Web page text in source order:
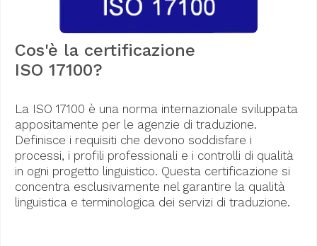
Cos'è la certificazione
ISO 17100?
La ISO 17100 è una norma internazionale sviluppata
appositamente per le agenzie di traduzione.
Definisce i requisiti che devono soddisfare i
processi, i profili professionali e i controlli di qualità
in ogni progetto linguistico. Questa certificazione si
concentra esclusivamente nel garantire la qualità
linguistica e terminologica dei servizi di traduzione.